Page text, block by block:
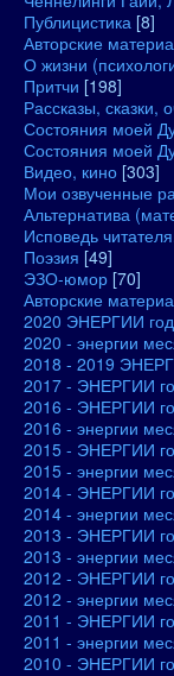
Публицистика [8]
Авторские
О жизни
Притчи [198]
Рассказы, сказки,
Состояния моей
Состояния моей
Видео, кино [303]
Мои озвученные
Альтернатива
Исповедь
Поэзия [49]
ЭЗО-юмор [70]
Авторские
2020 ЭНЕРГИИ
2020 - энергии
2018 - 2019
2017 - ЭНЕРГИИ
2016 - ЭНЕРГИИ
2016 - энергии
2015 - ЭНЕРГИИ
2015 - энергии
2014 - ЭНЕРГИИ
2014 - энергии
2013 - ЭНЕРГИИ
2013 - энергии
2012 - ЭНЕРГИИ
2012 - энергии
2011 - ЭНЕРГИИ
2011 - энергии
2010 - ЭНЕРГИИ